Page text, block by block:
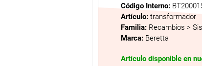
Código Interno:
Artículo:transformador
Familia: Recambios >
Marca: Beretta
Artículo disponible en